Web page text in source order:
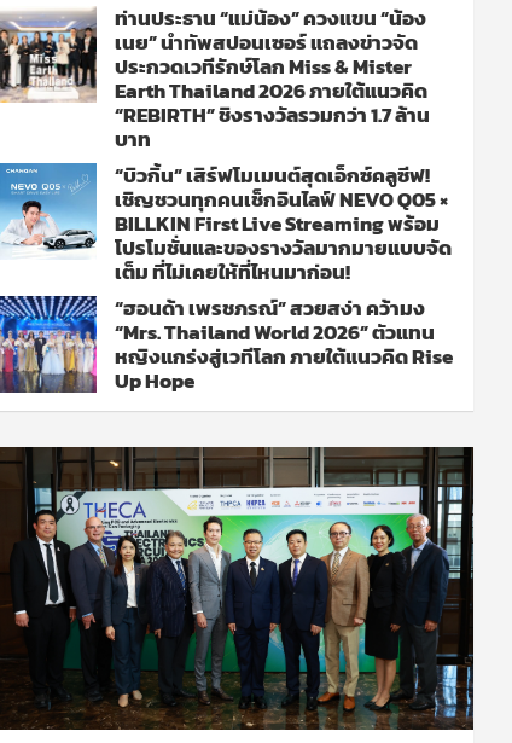
ท่านประธาน “แม่น้อง” ควงแขน “น้อง
เนย” นำทัพสปอนเซอร์ แถลงข่าวจัด
ประกวดเวทีรักษ์โลก Miss & Mister
Earth Thailand 2026 ภายใต้แนวคิด
“REBIRTH” ชิงรางวัลรวมกว่า 1.7 ล้าน
บาท
“บิวกิ้น” เสิร์ฟโมเมนต์สุดเอ็กซ์คลูซีฟ!
เชิญชวนทุกคนเช็กอินไลฟ์ NEVO Q05 ×
BILLKIN First Live Streaming พร้อม
โปรโมชั่นและของรางวัลมากมายแบบจัด
เต็ม ที่ไม่เคยให้ที่ไหนมาก่อน!
“ฮอนด้า เพรชภรณ์” สวยสง่า คว้ามง
“Mrs. Thailand World 2026” ตัวแทน
หญิงแกร่งสู่เวทีโลก ภายใต้แนวคิด Rise
Up Hope